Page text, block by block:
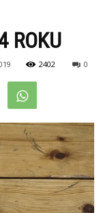
ROKU
2402 0